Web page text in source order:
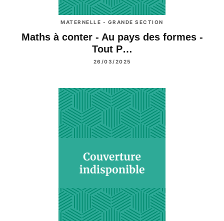
MATERNELLE - GRANDE SECTION
Maths à conter - Au pays des formes -
Tout P…
26/03/2025